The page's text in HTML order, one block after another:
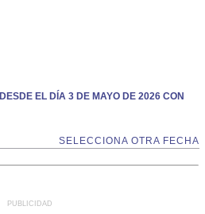
EL DÍA 3 DE MAYO DE 2026 CON
SELECCIONA OTRA FECHA
PUBLICIDAD